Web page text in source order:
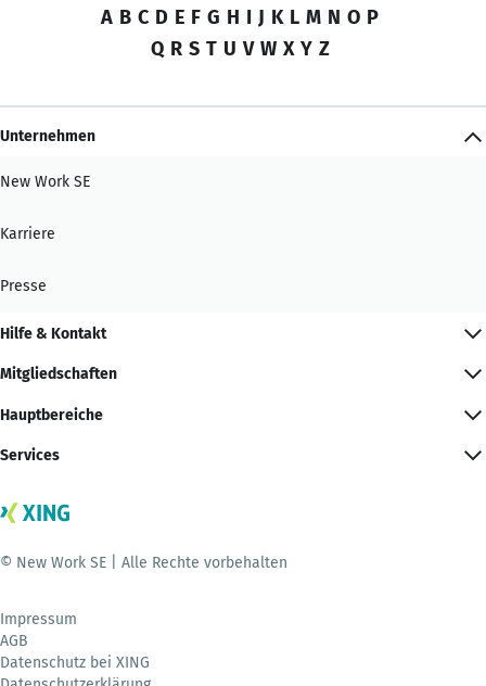
A B C D E F G H I J K L M N O P
Q R S T U V W X Y Z
Unternehmen
New Work SE
Karriere
Presse
Hilfe & Kontakt
Mitgliedschaften
Hauptbereiche
Services
© New Work SE | Alle Rechte vorbehalten
Impressum
AGB
Datenschutz bei XING